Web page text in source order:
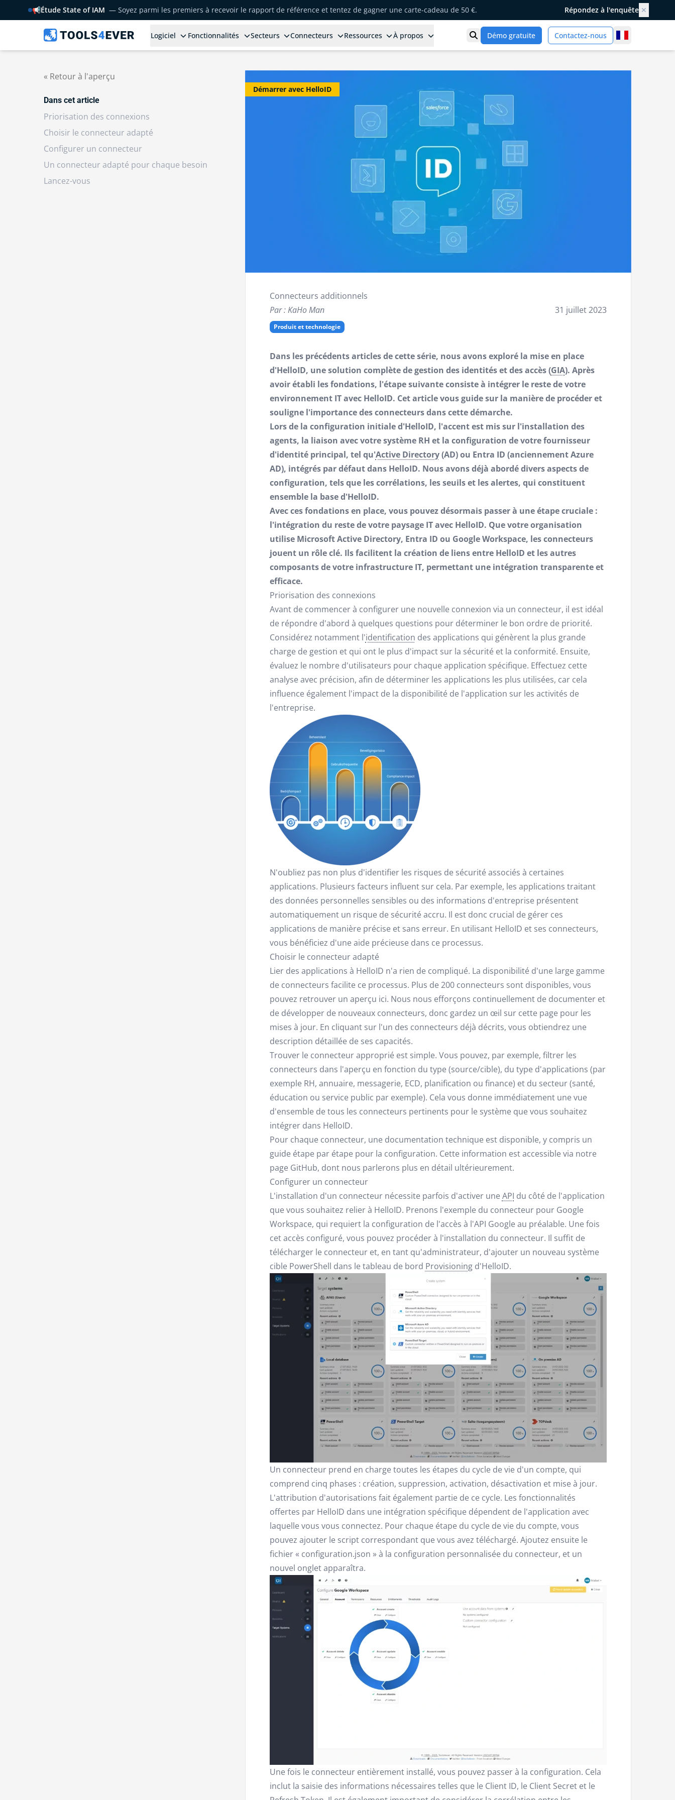
📢Étude State of IAM — Soyez parmi les premiers à recevoir le rapport de référence et tentez de gagner une carte-cadeau de 50 €. Répondez à l'enquête ✕
Logiciel Fonctionnalités Secteurs Connecteurs Ressources À propos Ouvrir la recherche
Démo gratuite Contactez-nous
« Retour à l'aperçu
Dans cet article
Priorisation des connexions
Choisir le connecteur adapté
Configurer un connecteur
Un connecteur adapté pour chaque besoin
Lancez-vous
Démarrer avec HelloID
Connecteurs additionnels
Par : KaHo Man
31 juillet 2023
Produit et technologie
Dans les précédents articles de cette série, nous avons exploré la mise en place
d'HelloID, une solution complète de gestion des identités et des accès (GIA). Après
avoir établi les fondations, l'étape suivante consiste à intégrer le reste de votre
environnement IT avec HelloID. Cet article vous guide sur la manière de procéder et
souligne l'importance des connecteurs dans cette démarche.
Lors de la configuration initiale d'HelloID, l'accent est mis sur l'installation des
agents, la liaison avec votre système RH et la configuration de votre fournisseur
d'identité principal, tel qu'Active Directory(AD) ou Entra ID (anciennement Azure
AD), intégrés par défaut dans HelloID. Nous avons déjà abordé divers aspects de
configuration, tels que les corrélations, les seuils et les alertes, qui constituent
ensemble la base d'HelloID.
Avec ces fondations en place, vous pouvez désormais passer à une étape cruciale :
l'intégration du reste de votre paysage IT avec HelloID. Que votre organisation
utilise Microsoft Active Directory, Entra ID ou Google Workspace, les connecteurs
jouent un rôle clé. Ils facilitent la création de liens entre HelloID et les autres
composants de votre infrastructure IT, permettant une intégration transparente et
efficace.
Priorisation des connexions
Avant de commencer à configurer une nouvelle connexion via un connecteur, il est idéal
de répondre d'abord à quelques questions pour déterminer le bon ordre de priorité.
Considérez notamment l'identification des applications qui génèrent la plus grande
charge de gestion et qui ont le plus d'impact sur la sécurité et la conformité. Ensuite,
évaluez le nombre d'utilisateurs pour chaque application spécifique. Effectuez cette
analyse avec précision, afin de déterminer les applications les plus utilisées, car cela
influence également l'impact de la disponibilité de l'application sur les activités de
l'entreprise.
N'oubliez pas non plus d'identifier les risques de sécurité associés à certaines
applications. Plusieurs facteurs influent sur cela. Par exemple, les applications traitant
des données personnelles sensibles ou des informations d'entreprise présentent
automatiquement un risque de sécurité accru. Il est donc crucial de gérer ces
applications de manière précise et sans erreur. En utilisant HelloID et ses connecteurs,
vous bénéficiez d'une aide précieuse dans ce processus.
Choisir le connecteur adapté
Lier des applications à HelloID n'a rien de compliqué. La disponibilité d'une large gamme
de connecteurs facilite ce processus. Plus de 200 connecteurs sont disponibles, vous
pouvez retrouver un aperçu ici. Nous nous efforçons continuellement de documenter et
de développer de nouveaux connecteurs, donc gardez un œil sur cette page pour les
mises à jour. En cliquant sur l'un des connecteurs déjà décrits, vous obtiendrez une
description détaillée de ses capacités.
Trouver le connecteur approprié est simple. Vous pouvez, par exemple, filtrer les
connecteurs dans l'aperçu en fonction du type (source/cible), du type d'applications (par
exemple RH, annuaire, messagerie, ECD, planification ou finance) et du secteur (santé,
éducation ou service public par exemple). Cela vous donne immédiatement une vue
d'ensemble de tous les connecteurs pertinents pour le système que vous souhaitez
intégrer dans HelloID.
Pour chaque connecteur, une documentation technique est disponible, y compris un
guide étape par étape pour la configuration. Cette information est accessible via notre
page GitHub, dont nous parlerons plus en détail ultérieurement.
Configurer un connecteur
L'installation d'un connecteur nécessite parfois d'activer une API du côté de l'application
que vous souhaitez relier à HelloID. Prenons l'exemple du connecteur pour Google
Workspace, qui requiert la configuration de l'accès à l'API Google au préalable. Une fois
cet accès configuré, vous pouvez procéder à l'installation du connecteur. Il suffit de
télécharger le connecteur et, en tant qu'administrateur, d'ajouter un nouveau système
cible PowerShell dans le tableau de bord Provisioningd'HelloID.
Un connecteur prend en charge toutes les étapes du cycle de vie d'un compte, qui
comprend cinq phases : création, suppression, activation, désactivation et mise à jour.
L'attribution d'autorisations fait également partie de ce cycle. Les fonctionnalités
offertes par HelloID dans une intégration spécifique dépendent de l'application avec
laquelle vous vous connectez. Pour chaque étape du cycle de vie du compte, vous
pouvez ajouter le script correspondant que vous avez téléchargé. Ajoutez ensuite le
fichier « configuration.json » à la configuration personnalisée du connecteur, et un
nouvel onglet apparaîtra.
Une fois le connecteur entièrement installé, vous pouvez passer à la configuration. Cela
inclut la saisie des informations nécessaires telles que le Client ID, le Client Secret et le